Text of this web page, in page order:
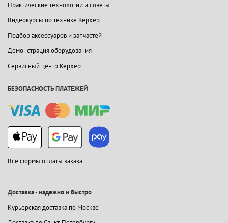
Практические технологии и советы
Видеокурсы по технике Керхер
Подбор аксессуаров и запчастей
Демонстрация оборудования
Сервисный центр Керхер
БЕЗОПАСНОСТЬ ПЛАТЕЖЕЙ
Все формы оплаты заказа
Доставка - надежно и быстро
Курьерская доставка по Москве